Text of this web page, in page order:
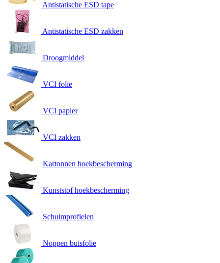
Antistatische ESD tape
Antistatische ESD zakken
Droogmiddel
VCI folie
VCI papier
VCI zakken
Kartonnen hoekbescherming
Kunststof hoekbescherming
Schuimprofielen
Noppen buisfolie